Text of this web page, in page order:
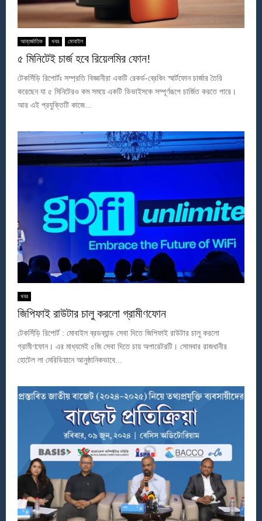
আন্তর্জাতিক খবর মোবাইল
৫ মিনিটেই চার্জ হবে রিয়েলমির ফোন!
টেকসিঁড়ি রিপোর্টঃ সম্প্রতি বিজ্ঞানীরা একটি রেকর্ড-ব্রেকিং স্মার্টফোন চার্জার তৈরি
করেছেন যা ৫ মিনিটেরও কম সময়ে একটি ডিভাইসকে সম্পূর্ণরূপে চার্জিত করতে পারে।
আর এই প্রযুক্তিটি কাজে...
খবর
জিপিফাই রাউটার চালু করলো গ্রামীণফোন
টেকসিঁড়ি রিপোর্ট : মোবাইল ব্রডব্যান্ড সেবা দিতে জিপিফাই রাউটার চালু করলো
গ্রামীণফোন। এর মাধ্যমেই ৫জি সেবা দিতে চায় অপারেটরটি। সোমবার রাজধানীর
হোটেল লা মেরিডিয়ানে আনুষ্ঠানিকভাবে...